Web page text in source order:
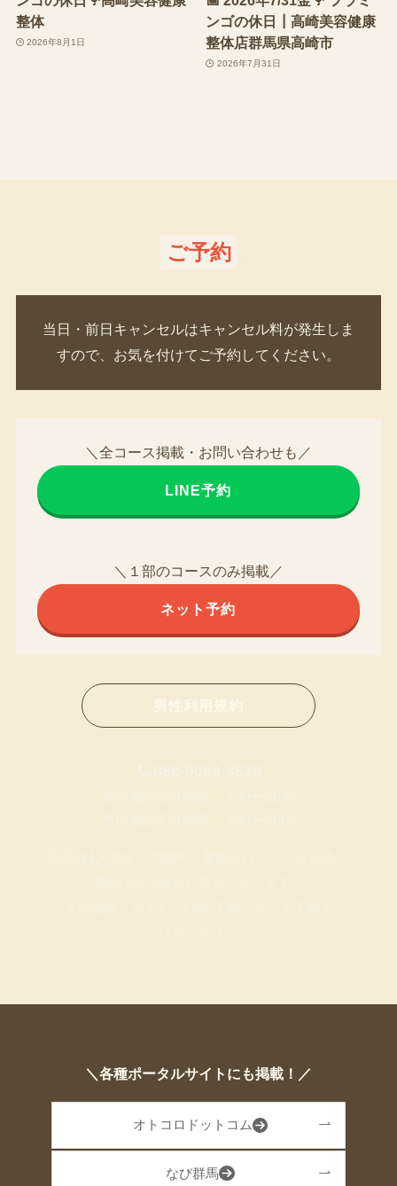
整体
2026年8月1日
ンゴの休日┃高崎美容健康
整体店群馬県高崎市
2026年7月31日
ご予約
当日・前日キャンセルはキャンセル料が発生しま
すので、お気を付けてご予約してください。
＼全コース掲載・お問い合わせも／
LINE予約
＼１部のコースのみ掲載／
ネット予約
男性利用規約
＼各種ポータルサイトにも掲載！／
オトコロドットコム
なび群馬